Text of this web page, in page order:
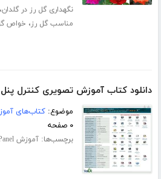
نگهداری گل رز در گلدان،
مناسب گل رز، خواص
دانلود کتاب آموزش تصویری کنترل پنل cPanel
موضوع:کتاب‌های
۰ صفحه
برچسب‌ها:آموزش cPanel